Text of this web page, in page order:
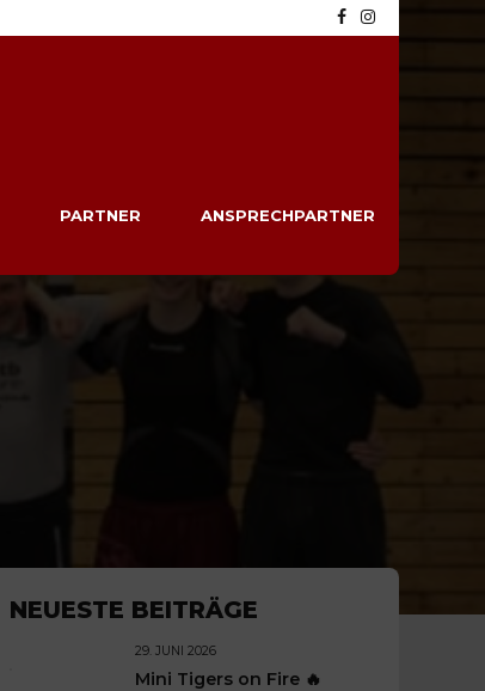
PARTNER ANSPRECHPARTNER
NEUESTE BEITRÄGE
29. JUNI 2026
Mini Tigers on Fire 🔥